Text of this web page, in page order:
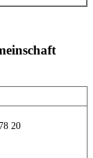
20